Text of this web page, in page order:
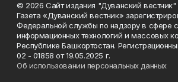
© 2026 Сайт издания "Дуванский вестник"
Газета «Дуванский вестник»
Федеральной службы по надзору в сфере
информационных технологий и массовых
Республике Башкортостан.
02 - 01858 от 19.05.2025 г.
Об использовании персональных данных